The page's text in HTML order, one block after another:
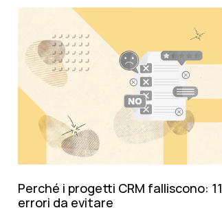
Perché i progetti CRM falliscono: 11
errori da evitare